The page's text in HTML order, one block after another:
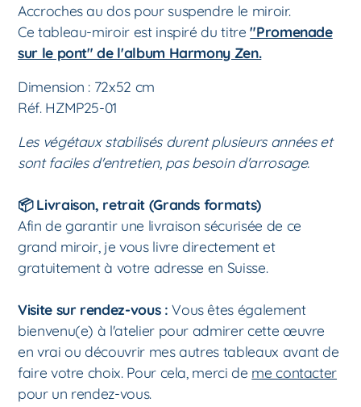
Accroches au dos pour suspendre le miroir.
Ce tableau-miroir est inspiré du titre"Promenade
sur le pont" de l'album Harmony Zen.
Dimension : 72x52 cm
Réf. HZMP25-01
Les végétaux stabilisés durent plusieurs années et
sont faciles d'entretien, pas besoin d'arrosage.
📦 Livraison, retrait (Grands formats)
Afin de garantir une livraison sécurisée de ce
grand miroir, je vous livre directement et
gratuitement à votre adresse en Suisse.
Visite sur rendez-vous : Vous êtes également
bienvenu(e) à l'atelier pour admirer cette œuvre
en vrai ou découvrir mes autres tableaux avant de
faire votre choix. Pour cela, merci de me contacter
pour un rendez-vous.